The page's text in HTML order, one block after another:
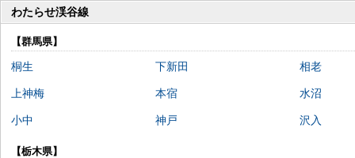
わたらせ渓谷線
【群馬県】
桐生 下新田 相老
上神梅 本宿 水沼
小中 神戸 沢入
【栃木県】